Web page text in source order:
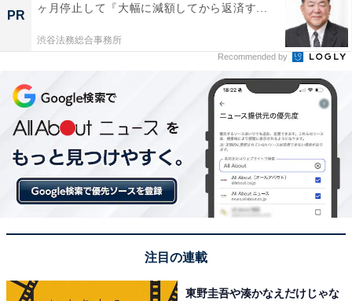
PR
ヶ月停止して『大幅に減額してから返済す...
渋谷法務総合事務所
Recommended by
注目の連載
東野圭吾や湊かなえだけじゃな